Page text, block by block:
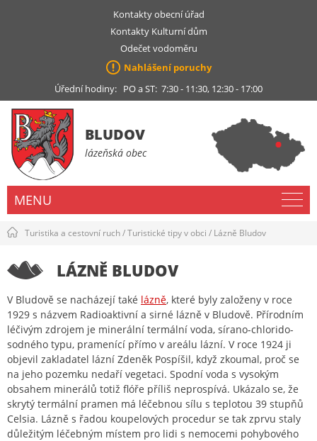
Kontakty obecní úřad
Kontakty Kulturní dům
Odečet vodoměru
Nahlášení poruchy
Úřední hodiny: PO a ST: 7:30 - 11:30, 12:30 - 17:00
BLUDOV
lázeňská obec
MENU
Turistika a cestovní ruch/Turistické tipy v obci / Lázně Bludov
LÁZNĚ BLUDOV
V Bludově se nacházejí také lázně, které byly založeny v roce
1929 s názvem Radioaktivní a sirné lázně v Bludově. Přírodním
léčivým zdrojem je minerální termální voda, sírano-chlorido-
sodného typu, pramenící přímo v areálu lázní. V roce 1924 ji
objevil zakladatel lázní Zdeněk Pospíšil, když zkoumal, proč se
na jeho pozemku nedaří vegetaci. Spodní voda s vysokým
obsahem minerálů totiž flóře příliš neprospívá. Ukázalo se, že
skrytý termální pramen má léčebnou sílu s teplotou 39 stupňů
Celsia. Lázně s řadou koupelových procedur se tak zprvu staly
důležitým léčebným místem pro lidi s nemocemi pohybového